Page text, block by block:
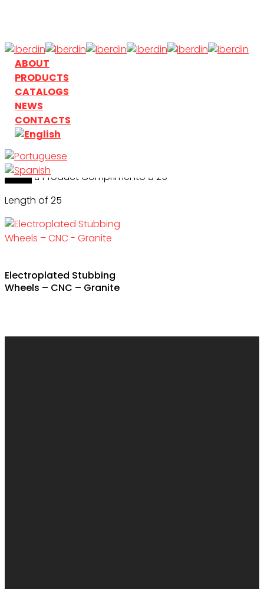
main
content
search
Menu
ABOUT
PRODUCTS
CATALOGS
NEWS
CONTACTS
search
Home Product Comprimento
25
Length of 25
Electroplated Stubbing
Wheels – CNC – Granite